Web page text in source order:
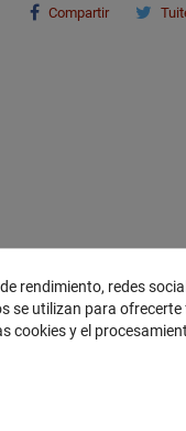
Compartir
con muy poco rebaje)
rendimiento, redes
se utilizan para
cookies y el